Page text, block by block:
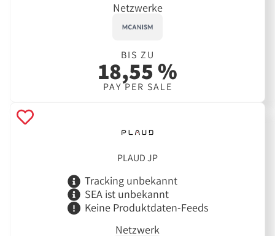
Netzwerke
BIS ZU
18,55 %
PAY PER SALE
PLAUD JP
Tracking unbekannt
SEA ist unbekannt
Keine Produktdaten-Feeds
Netzwerk